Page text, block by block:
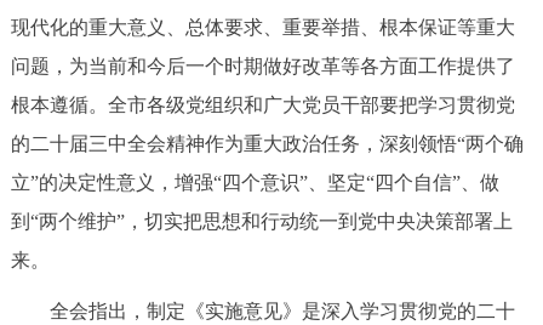
参与调查 在线访谈 图说互动
走进北京
绿色北京 图说北京 视频北京
现代化的重大意义、总体要求、重要举措、根本保证等重大
问题，为当前和今后一个时期做好改革等各方面工作提供了
根本遵循。全市各级党组织和广大党员干部要把学习贯彻党
的二十届三中全会精神作为重大政治任务，深刻领悟“两个确
立”的决定性意义，增强“四个意识”、坚定“四个自信”、做
到“两个维护”，切实把思想和行动统一到党中央决策部署上
来。
全会指出，制定《实施意见》是深入学习贯彻党的二十